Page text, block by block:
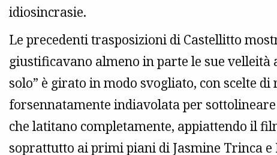
idiosincrasie.
Le precedenti trasposizioni di Castellitto
giustificavano almeno in parte le sue velleità
solo” è girato in modo svogliato, con scelte
forsennatamente indiavolata per
che latitano completamente, appiattendo il
soprattutto ai primi piani di Jasmine Trinca e